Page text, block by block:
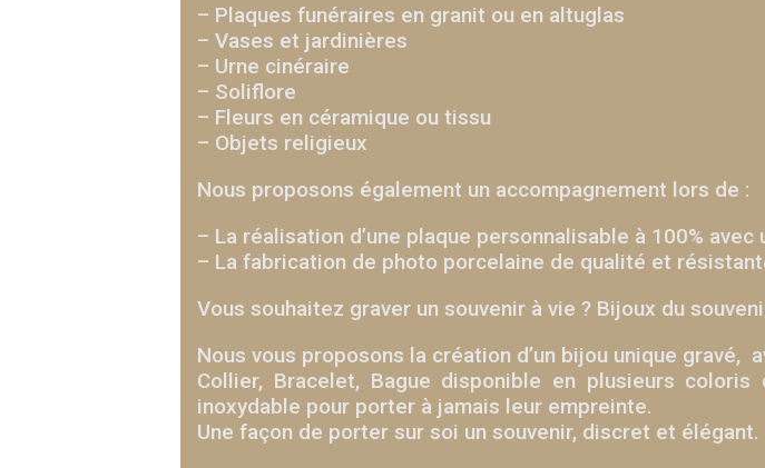
– Plaques funéraires en granit ou en altuglas
– Vases et jardinières
– Urne cinéraire
– Soliflore
– Fleurs en céramique ou tissu
– Objets religieux
Nous proposons également un accompagnement lors de :
– La réalisation d’une plaque personnalisable à 100%
– La fabrication de photo porcelaine de qualité et
Vous souhaitez graver un souvenir à vie ? Bijoux du
Nous vous proposons la création d’un bijou unique gravé,
Collier, Bracelet, Bague disponible en plusieurs
inoxydable pour porter à jamais leur empreinte.
Une façon de porter sur soi un souvenir, discret et élégant.